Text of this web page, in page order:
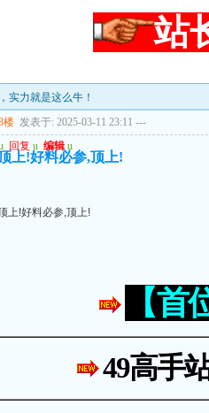
站
实力就是这么牛！
楼 发表于: 2025-03-11 23:11 ---
回复 u 编辑 u
上!好料必参,顶上!
上!好料必参,顶上!
【
49高手